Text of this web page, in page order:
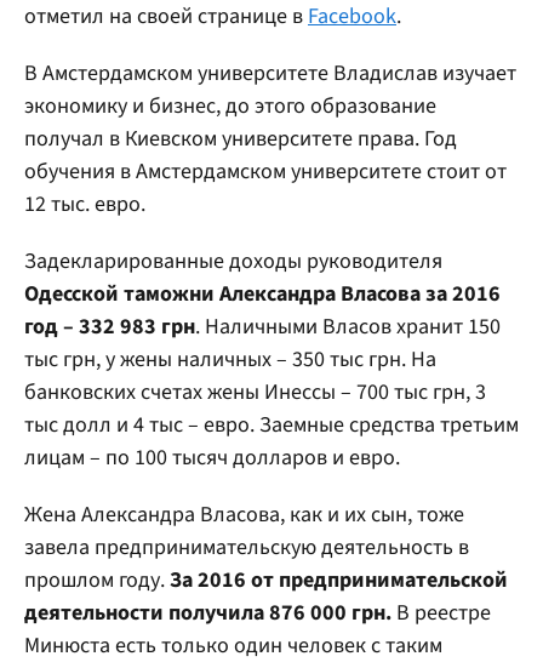
отметил на своей странице вFacebook.
В Амстердамском университете Владислав изучает
экономику и бизнес, до этого образование
получал в Киевском университете права. Год
обучения в Амстердамском университете стоит от
12 тыс. евро.
Задекларированные доходы руководителя
Одесской таможни Александра Власова за 2016
год – 332 983 грн. Наличными Власов хранит 150
тыс грн, у жены наличных – 350 тыс грн. На
банковских счетах жены Инессы – 700 тыс грн, 3
тыс долл и 4 тыс – евро. Заемные средства третьим
лицам – по 100 тысяч долларов и евро.
Жена Александра Власова, как и их сын, тоже
завела предпринимательскую деятельность в
прошлом году.За 2016 от предпринимательской
деятельности получила 876 000 грн. В реестре
Минюста есть только один человек с таким